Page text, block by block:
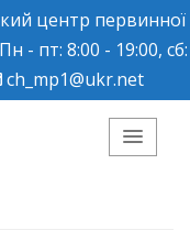
центр первинної
Пн - пт: 8:00 - 19:00, сб:
ch_mp1@ukr.net